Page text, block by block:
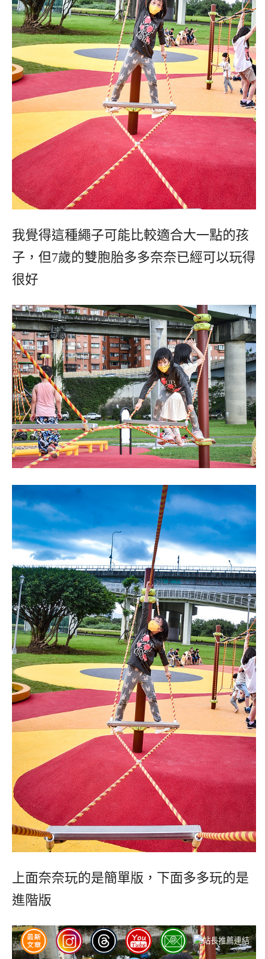
我覺得這種繩子可能比較適合大一點的孩
子，但7歲的雙胞胎多多奈奈已經可以玩得
很好
上面奈奈玩的是簡單版，下面多多玩的是
進階版